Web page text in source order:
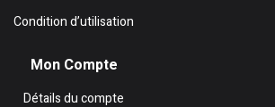
Condition d’utilisation
Mon Compte
Détails du compte